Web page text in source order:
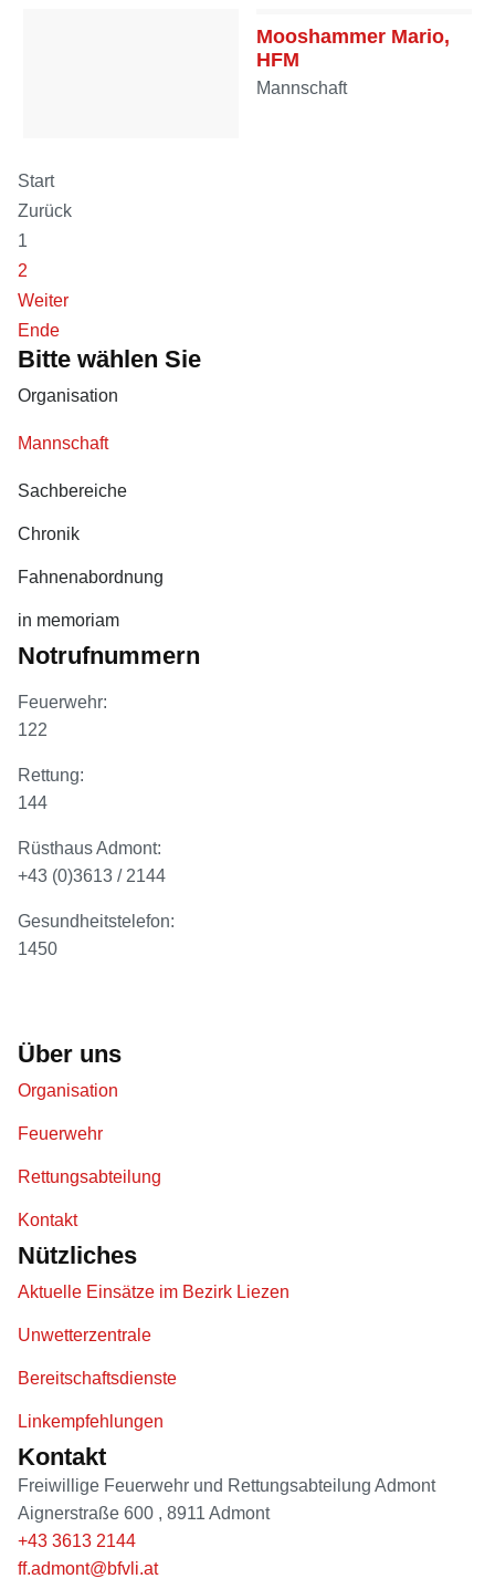
Mannschaft
Mooshammer Mario,
HFM
Mannschaft
Start
Zurück
1
2
Weiter
Ende
Bitte wählen Sie
Organisation
Mannschaft
Sachbereiche
Chronik
Fahnenabordnung
in memoriam
Notrufnummern
Feuerwehr:
122
Rettung:
144
Rüsthaus Admont:
+43 (0)3613 / 2144
Gesundheitstelefon:
1450
Über uns
Organisation
Feuerwehr
Rettungsabteilung
Kontakt
Nützliches
Aktuelle Einsätze im Bezirk Liezen
Unwetterzentrale
Bereitschaftsdienste
Linkempfehlungen
Kontakt
Freiwillige Feuerwehr und Rettungsabteilung Admont
Aignerstraße 600 , 8911 Admont
+43 3613 2144
ff.admont@bfvli.at